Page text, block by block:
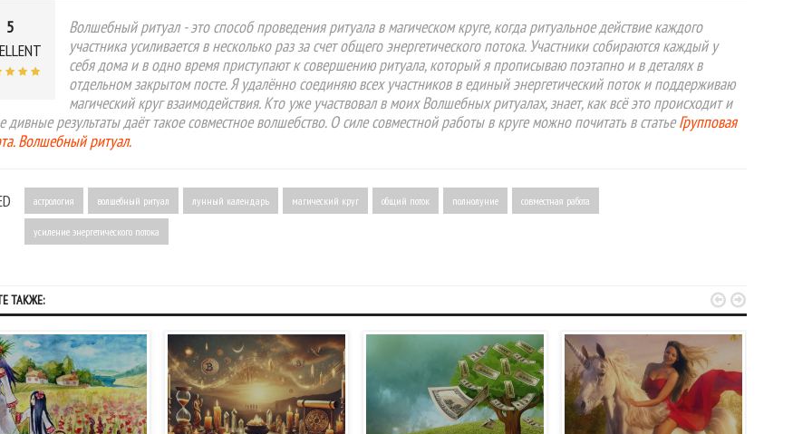
5
Волшебный ритуал - это способ проведения ритуала в магическом круге, когда ритуальное действие каждого
участника усиливается в несколько раз за счет общего энергетического потока. Участники собираются каждый у
себя дома и в одно время приступают к совершению ритуала, который я прописываю поэтапно и в деталях в
отдельном закрытом посте. Я удалённо соединяю всех участников в единый энергетический поток и поддерживаю
магический круг взаимодействия. Кто уже участвовал в моих Волшебных ритуалах, знает, как всё это происходит и
дивные результаты даёт такое совместное волшебство. О силе совместной работы в круге можно почитать в статьеГрупповая
Волшебный ритуал.
астрология волшебный ритуал лунный календарь магический круг общий поток полнолуние совместная работа
усиление энергетического потока
ТАКЖЕ:  